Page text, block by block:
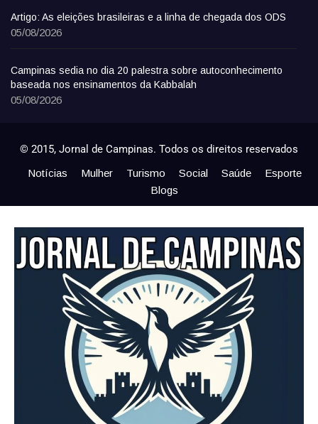
Artigo: As eleições brasileiras e a linha de chegada dos ODS
05/08/2026
Campinas sedia no dia 20 palestra sobre autoconhecimento
baseada nos ensinamentos da Kabbalah
05/08/2026
© 2015, Jornal de Campinas. Todos os direitos reservados
Notícias Mulher Turismo Social Saúde
Esporte
Blogs